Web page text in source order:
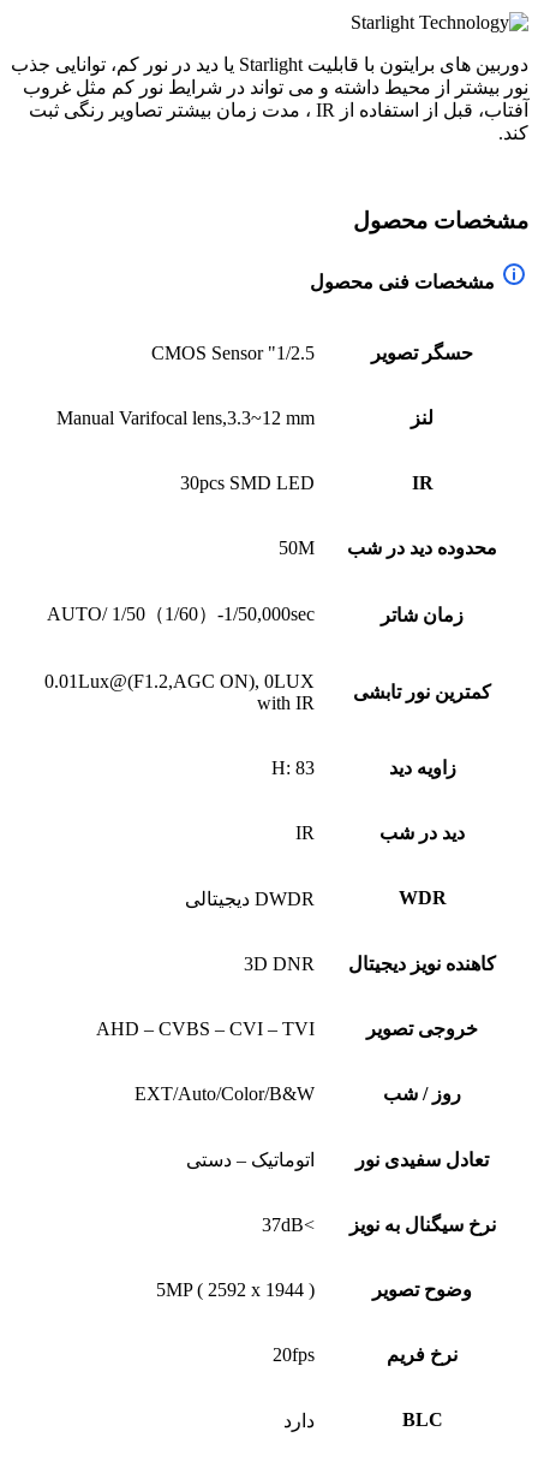
دوربین های برایتون با قابلیت Starlight یا دید در نور کم، توانایی جذب
نور بیشتر از محیط داشته و می تواند در شرایط نور کم مثل غروب
آفتاب، قبل از استفاده از IR ، مدت زمان بیشتر تصاویر رنگی ثبت
کند.
مشخصات محصول
مشخصات فنی محصول
حسگر تصویر 1/2.5" CMOS Sensor
لنز Manual Varifocal lens,3.3~12 mm
IR
30pcs SMD LED
محدوده دید در شب 50M
زمان شاتر AUTO/ 1/50（1/60）-1/50,000sec
کمترین نور تابشی
0.01Lux@(F1.2,AGC ON), 0LUX
with IR
زاویه دید H: 83
دید در شب IR
WDR DWDR دیجیتالی
کاهنده نویز دیجیتال 3D DNR
خروجی تصویر AHD – CVBS – CVI – TVI
روز / شب EXT/Auto/Color/B&W
تعادل سفیدی نور اتوماتیک – دستی
نرخ سیگنال به نویز >37dB
وضوح تصویر 5MP ( 2592 x 1944 )
نرخ فریم 20fps
BLC دارد